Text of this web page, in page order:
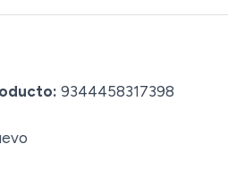
9344458317398